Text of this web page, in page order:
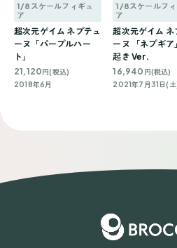
1/8スケールフィギュ
ア
超次元ゲイム ネプテュ
ーヌ「パープルハー
ト」
21,120円(税込)
2018年6月
1/8スケールフィ
ア
超次元ゲイム ネ
ーヌ 「ネプギア
起き Ver.
16,940 円(税込)
2021年7月31日(土